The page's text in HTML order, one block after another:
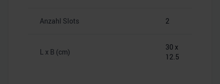
Anzahl Slots 2
L x B (cm)
30 x
12.5